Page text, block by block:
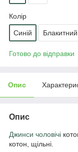
Колір
Синій Блакитний
Готово до відправки
Опис
Опис
Джинси чоловічі
котон, щільні.